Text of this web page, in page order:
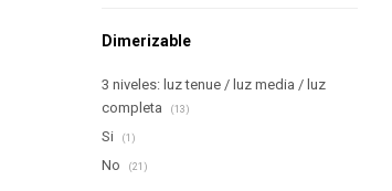
Dimerizable
3 niveles: luz tenue / luz media / luz
completa
(13)
Si (1)
No (21)